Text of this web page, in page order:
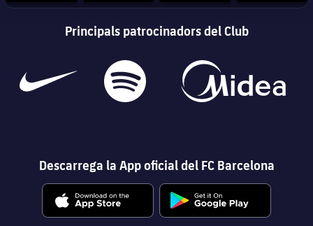
Principals patrocinadors del Club
Descarrega la App oficial del FC Barcelona